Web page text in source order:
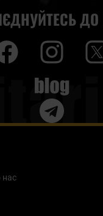
ДО
Blog
нас